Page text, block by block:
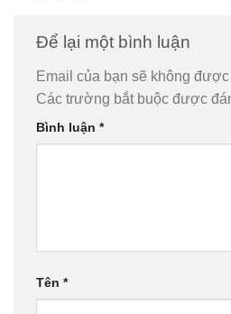
Để lại một bình luận
Email của bạn sẽ không
Các trường bắt buộc được
Bình luận *
Tên *